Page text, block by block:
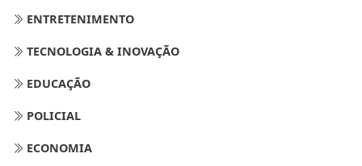
ENTRETENIMENTO
TECNOLOGIA & INOVAÇÃO
EDUCAÇÃO
POLICIAL
ECONOMIA